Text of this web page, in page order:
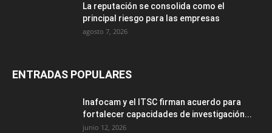
La reputación se consolida como el
principal riesgo para las empresas
agosto 7, 2026
ENTRADAS POPULARES
Inafocam y el ITSC firman acuerdo para
fortalecer capacidades de investigación...
junio 12, 2026